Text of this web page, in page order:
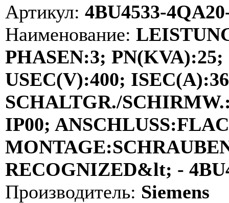
Артикул: 4BU4533-
Наименование:
PHASEN:3;
USEC(V):400;
SCHALTGR./
IP00;
RECOGNIZED&lt; -
Производитель: Siemens